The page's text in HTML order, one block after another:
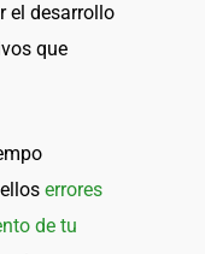
el desarrollo
que
errores
de tu